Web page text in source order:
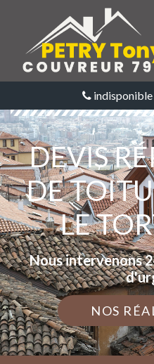
indisponible
DEVIS
DE
LE
Nous intervenons
NOS